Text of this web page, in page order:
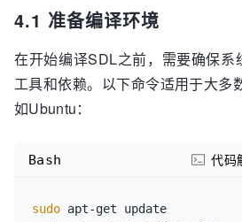
4.1 准备编译环境
在开始编译SDL之前，需要确保
工具和依赖。以下命令适用于大多
如Ubuntu：
sudo
Bash 代码